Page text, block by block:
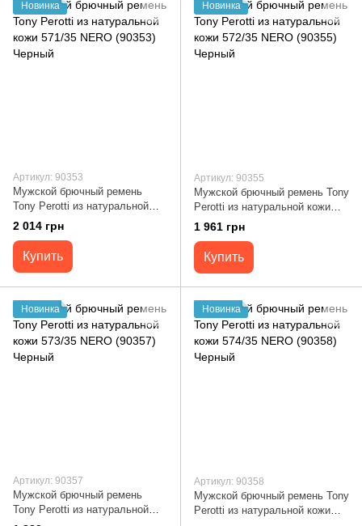
Новинка
Артикул: 90353
Мужской брючный ремень
Tony Perotti из натуральной
кожи 571/35 NERO (90353)
2 014 грн
Купить
Новинка
Артикул: 90355
Мужской брючный ремень Tony
Perotti из натуральной кожи
572/35 NERO (90355) Черный
1 961 грн
Купить
Новинка
Артикул: 90357
Мужской брючный ремень
Tony Perotti из натуральной
Новинка
Артикул: 90358
Мужской брючный ремень Tony
Perotti из натуральной кожи